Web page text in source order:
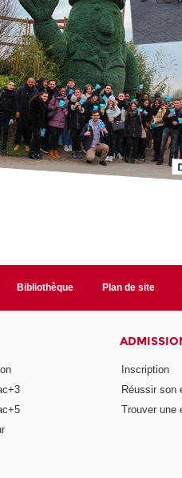
Bibliothèque Plan de site
Inscription
Réussir son
Trouver une